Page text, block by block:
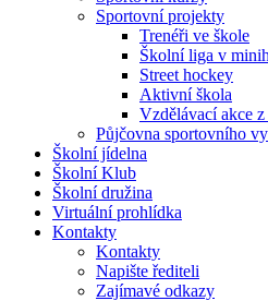
Sportovní projekty
Trenéři ve škole
Školní liga v
Street hockey
Aktivní škola
Vzdělávací akce
Půjčovna sportovního
Školní jídelna
Školní Klub
Školní družina
Virtuální prohlídka
Kontakty
Kontakty
Napište řediteli
Zajímavé odkazy